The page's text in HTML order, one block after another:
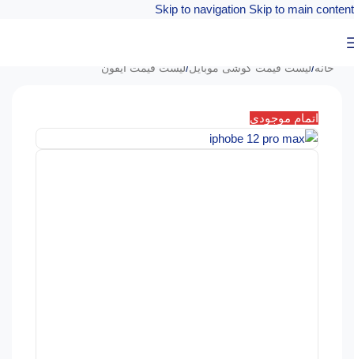
Skip to navigation Skip to main content
خانه/لیست قیمت گوشی موبایل/لیست قیمت آیفون
اتمام موجودی